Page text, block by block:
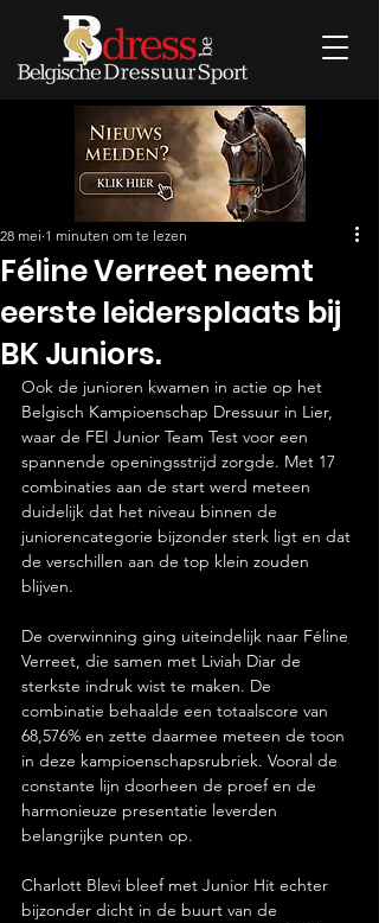
Féline Verreet neemt
eerste leidersplaats bij
BK Juniors.
28 mei 1 minuten om te lezen
Ook de junioren kwamen in actie op het
Belgisch Kampioenschap Dressuur in Lier,
waar de FEI Junior Team Test voor een
spannende openingsstrijd zorgde. Met 17
combinaties aan de start werd meteen
duidelijk dat het niveau binnen de
juniorencategorie bijzonder sterk ligt en dat
de verschillen aan de top klein zouden
blijven.
De overwinning ging uiteindelijk naar Féline
Verreet, die samen met Liviah Diar de
sterkste indruk wist te maken. De
combinatie behaalde een totaalscore van
68,576% en zette daarmee meteen de toon
in deze kampioenschapsrubriek. Vooral de
constante lijn doorheen de proef en de
harmonieuze presentatie leverden
belangrijke punten op.
Charlott Blevi bleef met Junior Hit echter
bijzonder dicht in de buurt van de